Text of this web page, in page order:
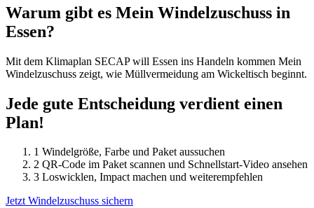
Warum gibt es Mein Windelzuschuss in
Essen?
Mit dem Klimaplan SECAP will Essen ins Handeln kommen Mein
Windelzuschuss zeigt, wie Müllvermeidung am Wickeltisch beginnt.
Jede gute Entscheidung verdient einen
Plan!
1 Windelgröße, Farbe und Paket aussuchen
2 QR-Code im Paket scannen und Schnellstart-Video ansehen
3 Loswicklen, Impact machen und weiterempfehlen
Jetzt Windelzuschuss sichern